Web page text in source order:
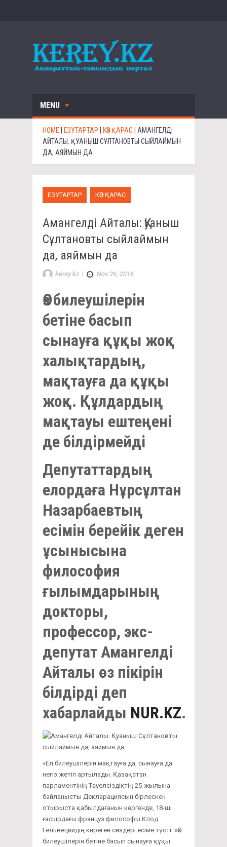
MENU
HOME | ЕЗУТАРТАР | КӨЗ ҚАРАС | АМАНГЕЛДІ
АЙТАЛЫ: ҚУАНЫШ СҰЛТАНОВТЫ СЫЙЛАЙМЫН
ДА, АЯЙМЫН ДА
ЕЗУТАРТАР КӨЗ ҚАРАС
Амангелді Айталы: Қуаныш
Сұлтановты сыйлаймын
да, аяймын да
kerey.kz | Nov 26, 2016
Өз билеушілерін
бетіне басып
сынауға құқы жоқ
халықтардың,
мақтауға да құқы
жоқ. Құлдардың
мақтауы ештеңені
де білдірмейді
Депутаттардың
елордаға Нұрсұлтан
Назарбаевтың
есімін берейік деген
ұсынысына
философия
ғылымдарының
докторы,
профессор, экс-
депутат Амангелді
Айталы өз пікірін
білдірді деп
хабарлайды NUR.KZ.
«Ел билеушілерін мақтауға да, сынауға да
негіз жетіп артылады. Қазақстан
парламентінің Тәуелсіздіктің 25-жылына
байланысты Декларациясын бірлескен
отырыста қабылдағанын көргенде, 18-ші
ғасырдағы француз философы Клод
Гельвецийдің көреген сөздері есіме түсті: «Өз
билеушілерін бетіне басып сынауға құқы